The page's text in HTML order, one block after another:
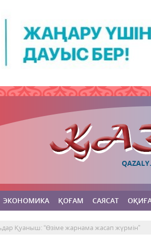
ЭКОНОМИКА ҚОҒАМ САЯСАТ
Қуаныш: “Өзіме жарнама жасап жүрмін”